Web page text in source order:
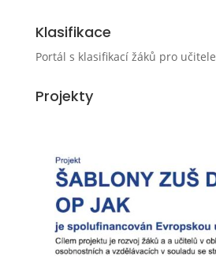
Klasifikace
Portál s klasifikací žáků pro učitele
Projekty